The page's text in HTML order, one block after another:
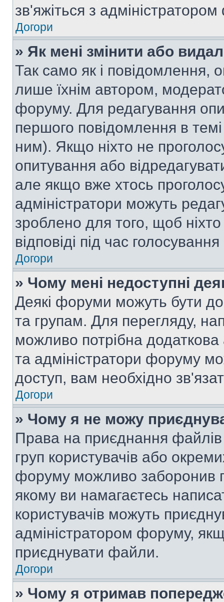
зв'яжіться з
Догори
» Як мені змінити або
Так само як і повідомлення,
лише їхнім автором,
форуму. Для редагування
першого повідомлення в
ним). Якщо ніхто не
опитування або
але якщо вже хтось
адміністратори можуть
зроблено для того, щоб
відповіді під час голосування
Догори
» Чому мені недоступні
Деякі форуми можуть бути
та групам. Для перегляду,
можливо потрібна
та адміністратори форуму
доступ, вам необхідно
Догори
» Чому я не можу
Права на приєднання
груп користувачів або
форуму можливо заборонив
якому ви намагаєтесь
користувачів можуть
адміністратором форуму,
приєднувати файли.
Догори
» Чому я отримав